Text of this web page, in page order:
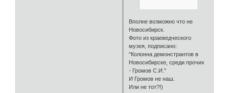
Вполне возможно что не
Новосибирск.
Фото из краеведческого
музея, подписано:
"Колонна демонстрантов в
Новосибирске, среди прочих
- Громов С.И."
И Громов не наш.
Или не тот?!)